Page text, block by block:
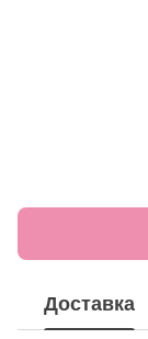
Доставка